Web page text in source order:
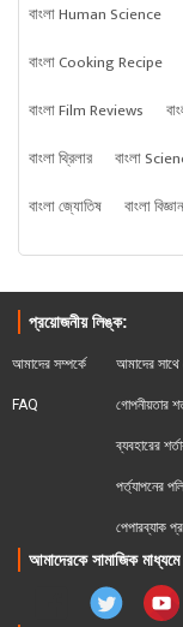
বাংলা Human Science
বাংলা Cooking Recipe
বাংলা Film Reviews
বাংলা থ্রিলার
বাংলা
বাংলা জ্যোতিষ
বাংলা বিজ্ঞান
প্রয়োজনীয় লিঙ্ক:
আমাদের সম্পর্কে
FAQ
আমাদের
গোপনীয়তার
ব্যবহারের
পর্ত্যাপনের
পেপারব্যাক
আমাদেরকে সামাজিক